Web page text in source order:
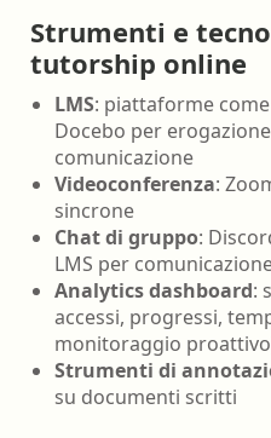
Strumenti e
tutorship online
LMS: piattaforme
Docebo per
comunicazione
Videoconferenza:
sincrone
Chat di gruppo:
LMS per
Analytics dashboard:
accessi, progressi,
monitoraggio
Strumenti di
su documenti scritti